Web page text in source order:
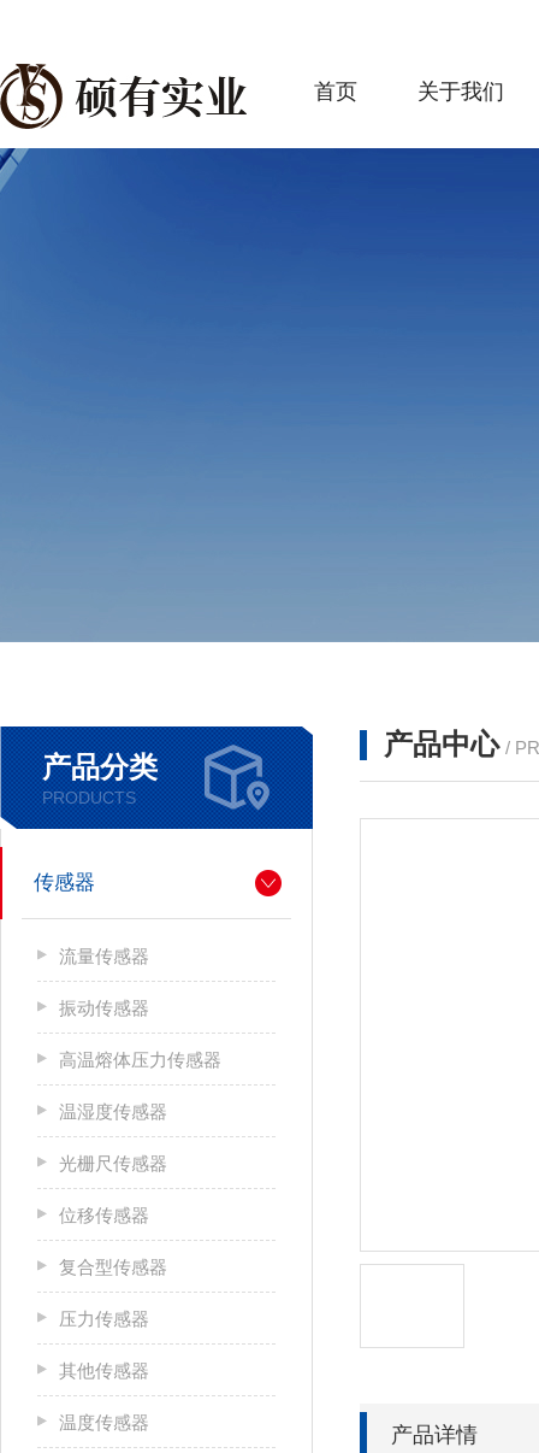
首页 关于我们
产品分类
PRODUCTS
传感器
流量传感器
振动传感器
高温熔体压力传感器
温湿度传感器
光栅尺传感器
位移传感器
复合型传感器
压力传感器
其他传感器
温度传感器
产品中心 /
产品详情